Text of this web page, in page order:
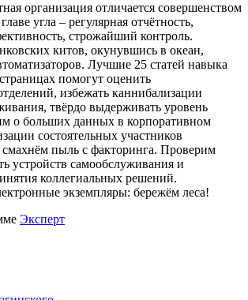
организация отличается совершенством
угла – регулярная отчётность,
строжайший контроль.
китов, окунувшись в океан,
Лучшие 25 статей навыка
помогут оценить
избежать каннибализации
твёрдо выдерживать уровень
о больших данных в корпоративном
состоятельных участников
пыль с факторинга. Проверим
устройств самообслуживания и
коллегиальных решений.
экземпляры: бережём леса!
Эксперт